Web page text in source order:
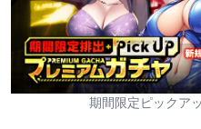
期間限定ピックア